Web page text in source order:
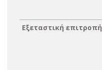
Εξεταστική επιτροπή